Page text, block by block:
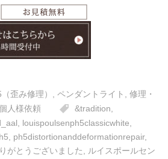
歪み修理） ペンダントライト
修理・
人様依頼 &tradition
, louispoulsenph5classicwhite,
, ph5distortionanddeformationrepair,
がとうございました, ルイスポールセン